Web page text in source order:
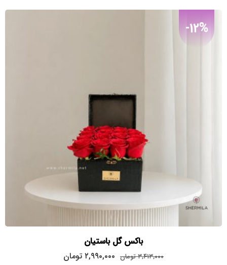
-12%
باکس گل باستیان
۳,۴۱۳,۰۰۰ تومان قیمت
۲,۹۹۰,۰۰۰ تومان